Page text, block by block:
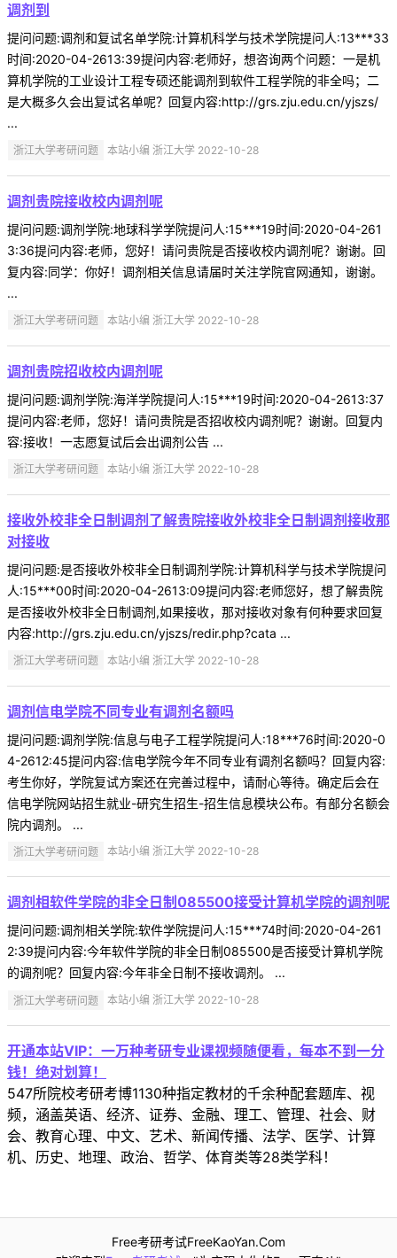
调剂到
提问问题:调剂和复试名单学院:计算机科学与技术学院提问人:13***33
时间:2020-04-2613:39提问内容:老师好，想咨询两个问题：一是机
算机学院的工业设计工程专硕还能调剂到软件工程学院的非全吗；二
是大概多久会出复试名单呢？回复内容:http://grs.zju.edu.cn/yjszs/
...
浙江大学考研问题 本站小编 浙江大学 2022-10-28
调剂贵院接收校内调剂呢
提问问题:调剂学院:地球科学学院提问人:15***19时间:2020-04-261
3:36提问内容:老师，您好！请问贵院是否接收校内调剂呢？谢谢。回
复内容:同学：你好！调剂相关信息请届时关注学院官网通知，谢谢。
...
浙江大学考研问题 本站小编 浙江大学 2022-10-28
调剂贵院招收校内调剂呢
提问问题:调剂学院:海洋学院提问人:15***19时间:2020-04-2613:37
提问内容:老师，您好！请问贵院是否招收校内调剂呢？谢谢。回复内
容:接收！一志愿复试后会出调剂公告 ...
浙江大学考研问题 本站小编 浙江大学 2022-10-28
接收外校非全日制调剂了解贵院接收外校非全日制调剂接收那
对接收
提问问题:是否接收外校非全日制调剂学院:计算机科学与技术学院提问
人:15***00时间:2020-04-2613:09提问内容:老师您好，想了解贵院
是否接收外校非全日制调剂,如果接收，那对接收对象有何种要求回复
内容:http://grs.zju.edu.cn/yjszs/redir.php?cata ...
浙江大学考研问题 本站小编 浙江大学 2022-10-28
调剂信电学院不同专业有调剂名额吗
提问问题:调剂学院:信息与电子工程学院提问人:18***76时间:2020-0
4-2612:45提问内容:信电学院今年不同专业有调剂名额吗？回复内容:
考生你好，学院复试方案还在完善过程中，请耐心等待。确定后会在
信电学院网站招生就业-研究生招生-招生信息模块公布。有部分名额会
院内调剂。 ...
浙江大学考研问题 本站小编 浙江大学 2022-10-28
调剂相软件学院的非全日制085500接受计算机学院的调剂呢
提问问题:调剂相关学院:软件学院提问人:15***74时间:2020-04-261
2:39提问内容:今年软件学院的非全日制085500是否接受计算机学院
的调剂呢？回复内容:今年非全日制不接收调剂。 ...
浙江大学考研问题 本站小编 浙江大学 2022-10-28
开通本站VIP：一万种考研专业课视频随便看，每本不到一分
钱！绝对划算！
547所院校考研考博1130种指定教材的千余种配套题库、视
频，涵盖英语、经济、证券、金融、理工、管理、社会、财
会、教育心理、中文、艺术、新闻传播、法学、医学、计算
机、历史、地理、政治、哲学、体育类等28类学科！
Free考研考试FreeKaoYan.Com